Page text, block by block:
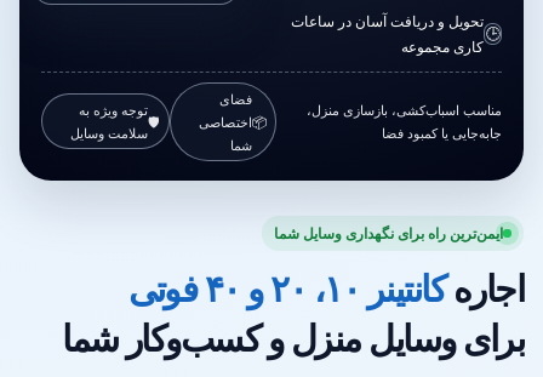
ایمن‌ترین راه برای نگهداری وسایل شما
اجارهکانتینر ۱۰، ۲۰ و ۴۰ فوتی
برای وسایل منزل و کسب‌وکار شما
🕒
تحویل و دریافت آسان در ساعات
کاری مجموعه
مناسب اسباب‌کشی، بازسازی منزل،
جابه‌جایی یا کمبود فضا
📦
فضای
اختصاصی
شما
🛡️
توجه ویژه به
سلامت وسایل